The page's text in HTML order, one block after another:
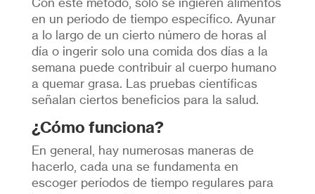
en un periodo de tiempo específico. Ayunar
a lo largo de un cierto número de horas al
día o ingerir solo una comida dos días a la
semana puede contribuir al cuerpo humano
a quemar grasa. Las pruebas científicas
señalan ciertos beneficios para la salud.
¿Cómo funciona?
En general, hay numerosas maneras de
hacerlo, cada una se fundamenta en
escoger períodos de tiempo regulares para